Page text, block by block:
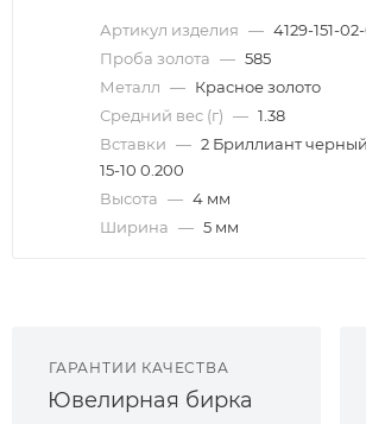
Артикул изделия — 4129-151-
Проба золота — 585
Металл — Красное золото
Средний вес (г) — 1.38
Вставки — 2 Бриллиант
15-10 0.200
Высота — 4 мм
Ширина — 5 мм
ГАРАНТИИ КАЧЕСТВА
Ювелирная бирка